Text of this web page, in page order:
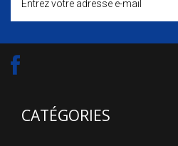
CATÉGORIES